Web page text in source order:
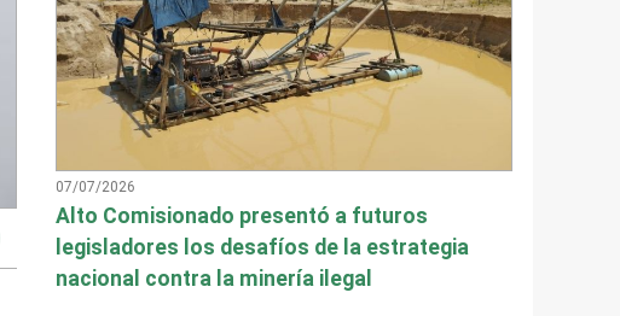
07/07/2026
Alto Comisionado presentó a futuros
legisladores los desafíos de la estrategia
nacional contra la minería ilegal